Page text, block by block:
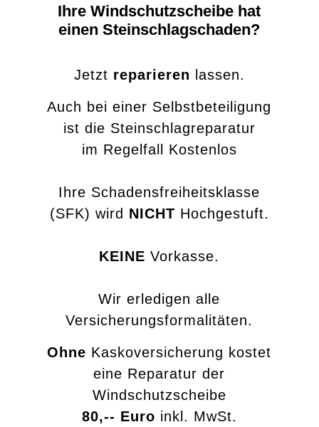
Ihre Windschutzscheibe hat
einen Steinschlagschaden?
Jetzt reparieren lassen.
Auch bei einer Selbstbeteiligung
ist die Steinschlagreparatur
im Regelfall Kostenlos
Ihre Schadensfreiheitsklasse
(SFK) wird NICHT Hochgestuft.
KEINE Vorkasse.
Wir erledigen alle
Versicherungsformalitäten.
Ohne Kaskoversicherung kostet
eine Reparatur der
Windschutzscheibe
80,-- Euro inkl. MwSt.